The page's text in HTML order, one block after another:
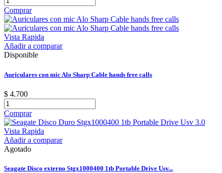
Comprar
Vista Rapida
Añadir a comparar
Disponible
Auriculares con mic Alo Sharp Cable hands free calls
$ 4.700
Comprar
Vista Rapida
Añadir a comparar
Agotado
Seagate Disco externo Stgx1000400 1tb Portable Drive Usv...